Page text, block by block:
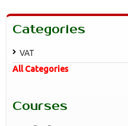
Categories
VAT
All Categories
Courses